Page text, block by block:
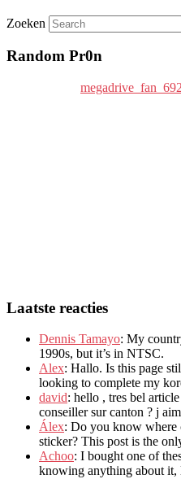
Zoeken
Random Pr0n
Laatste reacties
Dennis Tamayo: My
1990s, but it’s in NTSC.
Alex: Hallo. Is this page
looking to complete my
david: hello , tres bel article
conseiller sur canton ? j
Álex: Do you know where
sticker? This post is the
Achoo: I bought one of
knowing anything about it,